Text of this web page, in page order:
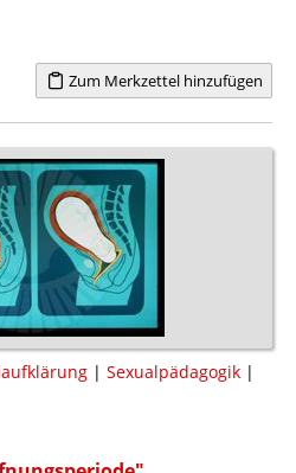
Zum Merkzettel hinzufügen
| Sexualpädagogik |